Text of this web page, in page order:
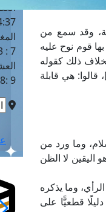
وقد سمع من
قوم نوح عليه
ذلك كقوله
حكاية عن نوح عليه السلام: ﴿رَّبِّ لَا تَذَرۡ عَلَى ٱلۡأَرۡضِ مِنَ ٱلۡكَٰفِرِينَ دَيَّارًا﴾ [نوح: 26]، قالوا: هي قابلة
وما ورد من
اليقين لا الظن
وما يذكره
قطعيًّا على
7 : 43
9 :8